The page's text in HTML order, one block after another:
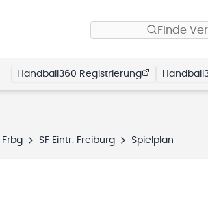
Finde
Handball360 Registrierung
Frbg SF Eintr. Freiburg Spielplan